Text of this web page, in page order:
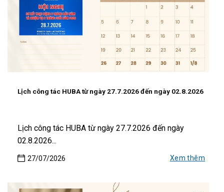
Lịch công tác HUBA từ ngày 27.7.2026 đến ngày 02.8.2026
27/07/2026
Lịch công tác HUBA từ ngày 27.7.2026 đến ngày
02.8.2026...
Xem thêm